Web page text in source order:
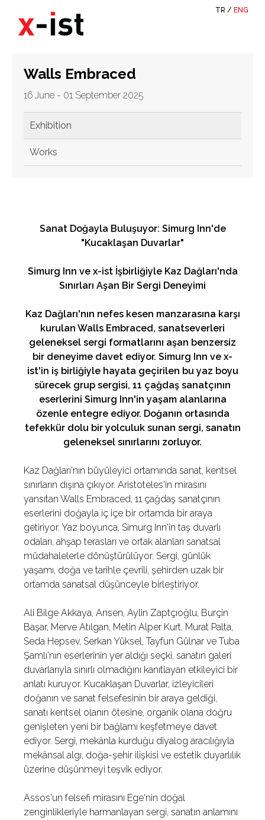
TR / ENG
Walls Embraced
16 June - 01 September 2025
Exhibition
Works
Sanat Doğayla Buluşuyor: Simurg Inn'de
"Kucaklaşan Duvarlar"
Simurg Inn ve x-ist İşbirliğiyle Kaz Dağları'nda
Sınırları Aşan Bir Sergi Deneyimi
Kaz Dağları'nın nefes kesen manzarasına karşı
kurulan Walls Embraced, sanatseverleri
geleneksel sergi formatlarını aşan benzersiz
bir deneyime davet ediyor. Simurg Inn ve x-
ist'in iş birliğiyle hayata geçirilen bu yaz boyu
sürecek grup sergisi, 11 çağdaş sanatçının
eserlerini Simurg Inn'in yaşam alanlarına
özenle entegre ediyor. Doğanın ortasında
tefekkür dolu bir yolculuk sunan sergi, sanatın
geleneksel sınırlarını zorluyor.
Kaz Dağları'nın büyüleyici ortamında sanat, kentsel
sınırların dışına çıkıyor. Aristoteles'in mirasını
yansıtan Walls Embraced, 11 çağdaş sanatçının
eserlerini doğayla iç içe bir ortamda bir araya
getiriyor. Yaz boyunca, Simurg Inn'in taş duvarlı
odaları, ahşap terasları ve ortak alanları sanatsal
müdahalelerle dönüştürülüyor. Sergi, günlük
yaşamı, doğa ve tarihle çevrili, şehirden uzak bir
ortamda sanatsal düşünceyle birleştiriyor.
Ali Bilge Akkaya, Ansen, Aylin Zaptçıoğlu, Burçin
Başar, Merve Atılgan, Metin Alper Kurt, Murat Palta,
Seda Hepsev, Serkan Yüksel, Tayfun Gülnar ve Tuba
Şamlı'nın eserlerinin yer aldığı seçki, sanatın galeri
duvarlarıyla sınırlı olmadığını kanıtlayan etkileyici bir
anlatı kuruyor. Kucaklaşan Duvarlar, izleyicileri
doğanın ve sanat felsefesinin bir araya geldiği,
sanatı kentsel olanın ötesine, organik olana doğru
genişleten yeni bir bağlamı keşfetmeye davet
ediyor. Sergi, mekânla kurduğu diyalog aracılığıyla
mekânsal algı, doğa-şehir ilişkisi ve estetik duyarlılık
üzerine düşünmeyi teşvik ediyor.
Assos'un felsefi mirasını Ege'nin doğal
zenginlikleriyle harmanlayan sergi, sanatın anlamını